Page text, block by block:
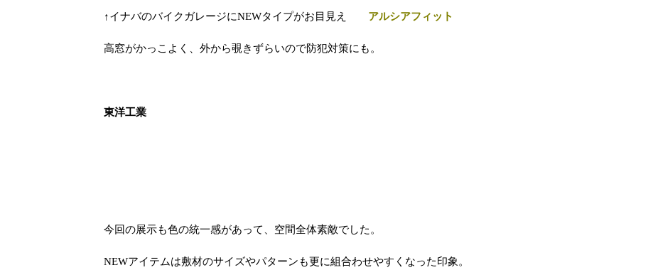
↑イナバのバイクガレージにNEWタイプがお目見え アルシアフィット
高窓がかっこよく、外から覗きずらいので防犯対策にも。
東洋工業
今回の展示も色の統一感があって、空間全体素敵でした。
NEWアイテムは敷材のサイズやパターンも更に組合わせやすくなった印象。